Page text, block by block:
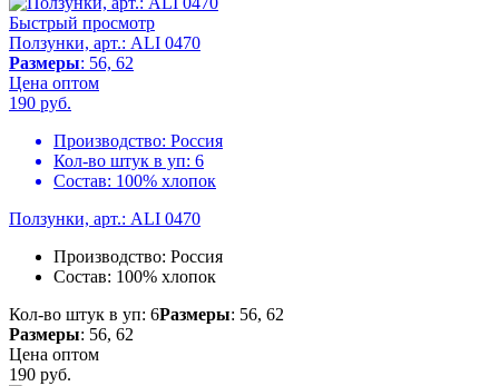
Быстрый просмотр
Ползунки, арт.: ALI 0470
Размеры: 56, 62
Цена оптом
190 руб.
Производство: Россия
Кол-во штук в уп: 6
Состав: 100% хлопок
Ползунки, арт.: ALI 0470
Производство: Россия
Состав: 100% хлопок
Кол-во штук в уп: 6Размеры: 56, 62
Размеры: 56, 62
Цена оптом
190 руб.